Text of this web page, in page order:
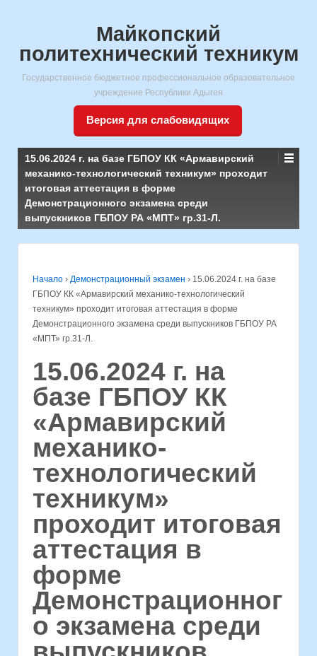
Майкопский
политехнический техникум
Государственное бюджетное профессиональное образовательное
учреждение Республики Адыгея
Версия для слабовидящих
15.06.2024 г. на базе ГБПОУ КК «Армавирский
механико-технологический техникум» проходит
итоговая аттестация в форме
Демонстрационного экзамена среди
выпускников ГБПОУ РА «МПТ» гр.31-Л.
Начало › Демонстрационный экзамен › 15.06.2024 г. на базе
ГБПОУ КК «Армавирский механико-технологический
техникум» проходит итоговая аттестация в форме
Демонстрационного экзамена среди выпускников ГБПОУ РА
«МПТ» гр.31-Л.
15.06.2024 г. на
базе ГБПОУ КК
«Армавирский
механико-
технологический
техникум»
проходит итоговая
аттестация в
форме
Демонстрационног
о экзамена среди